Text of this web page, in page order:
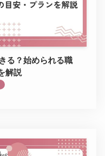
る？始められる職
解説